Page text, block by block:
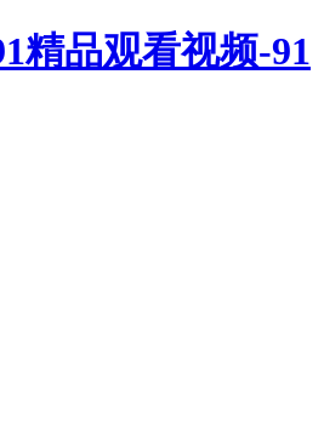
精品观看视频-91